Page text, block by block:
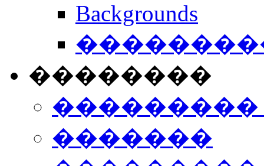
Backgrounds
��������
���������
�������